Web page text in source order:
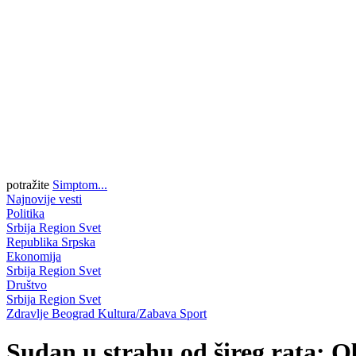
potražite Simptom...
Najnovije vesti
Politika
Srbija Region Svet
Republika Srpska
Ekonomija
Srbija Region Svet
Društvo
Srbija Region Svet
Zdravlje Beograd Kultura/Zabava Sport